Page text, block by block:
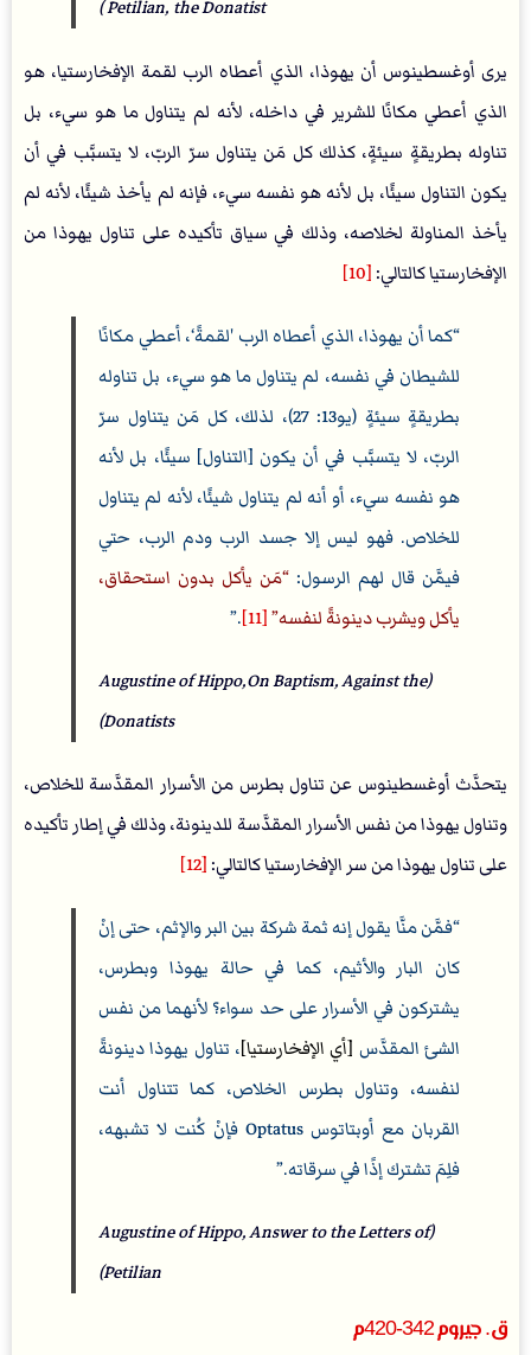
Petilian, the Donatist )
يرى أوغسطينوس أن يهوذا، الذي أعطاه الرب لقمة الإفخارستيا، هو
الذي أعطي مكانًا للشرير في داخله، لأنه لم يتناول ما هو سيء، بل
تناوله بطريقةٍ سيئةٍ، كذلك كل مَن يتناول سرّ الربّ، لا يتسبَّب في أن
يكون التناول سيئًا، بل لأنه هو نفسه سيء، فإنه لم يأخذ شيئًا، لأنه لم
يأخذ المناولة لخلاصه، وذلك في سياق تأكيده على تناول يهوذا من
الإفخارستيا كالتالي: [10]
كما أن يهوذا، الذي أعطاه الرب 'لقمةً‘، أعطي مكانًا
للشيطان في نفسه، لم يتناول ما هو سيء، بل تناوله
بطريقةٍ سيئةٍ (يو13: 27)، لذلك، كل مَن يتناول سرّ
الربّ، لا يتسبَّب في أن يكون [التناول] سيئًا، بل لأنه
هو نفسه سيء، أو أنه لم يتناول شيئًا، لأنه لم يتناول
للخلاص. فهو ليس إلا جسد الرب ودم الرب، حتي
فيمَّن قال لهم الرسول: مَن يأكل بدون استحقاق،
يأكل ويشرب دينونةً لنفسه [11]
.
(Augustine of Hippo,On Baptism, Against the
Donatists)
يتحدَّث أوغسطينوس عن تناول بطرس من الأسرار المقدَّسة للخلاص،
وتناول يهوذا من نفس الأسرار المقدَّسة للدينونة، وذلك في إطار تأكيده
على تناول يهوذا من سر الإفخارستيا كالتالي: [12]
فمَّن منَّا يقول إنه ثمة شركة بين البر والإثم، حتى إنْ
كان البار والأثيم، كما في حالة يهوذا وبطرس،
يشتركون في الأسرار على حد سواء؟ لأنهما من نفس
الشئ المقدَّس [أي الإفخارستيا]، تناول يهوذا دينونةً
لنفسه، وتناول بطرس الخلاص، كما تتناول أنت
القربان مع أوبتاتوس Optatus فإنْ كُنت لا تشبهه،
فلِمَ تشترك إذًا في سرقاته.
(Augustine of Hippo, Answer to the Letters of
Petilian)
ق. جيروم 342-420م